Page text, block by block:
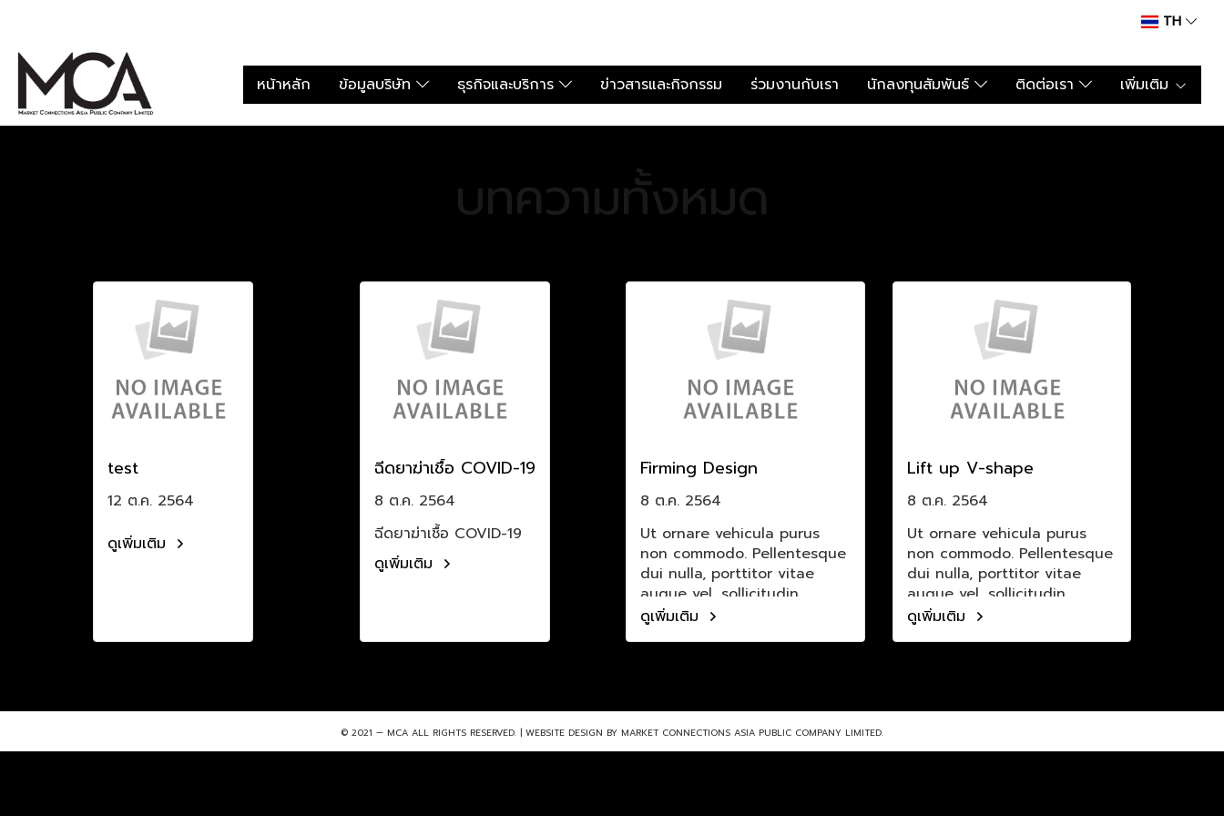
TH
หน้าหลัก ข้อมูลบริษัท ธุรกิจและบริการ ข่าวสารและกิจกรรม ร่วมงานกับเรา นักลงทุนสัมพันธ์ ติดต่อเรา เพิ่มเติม
บทความทั้งหมด
test
12 ต.ค. 2564
ดูเพิ่มเติม
ฉีดยาฆ่าเชื้อ​ COVID-19
8 ต.ค. 2564
ฉีดยาฆ่าเชื้อ​ COVID-19
ดูเพิ่มเติม
Firming Design
8 ต.ค. 2564
Ut ornare vehicula purus
non commodo. Pellentesque
dui nulla, porttitor vitae
augue vel, sollicitudin
sollicitudin eros. Mauris
ดูเพิ่มเติม
Lift up V-shape
8 ต.ค. 2564
Ut ornare vehicula purus
non commodo. Pellentesque
dui nulla, porttitor vitae
augue vel, sollicitudin
sollicitudin eros. Mauris
ดูเพิ่มเติม
© 2021 — MCA ALL RIGHTS RESERVED. | WEBSITE DESIGN BY MARKET CONNECTIONS ASIA PUBLIC COMPANY LIMITED.